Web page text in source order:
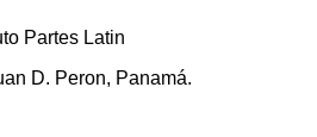
Partes Latin
D. Peron, Panamá.